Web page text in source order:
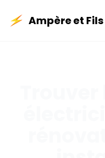
Ampère et Fils